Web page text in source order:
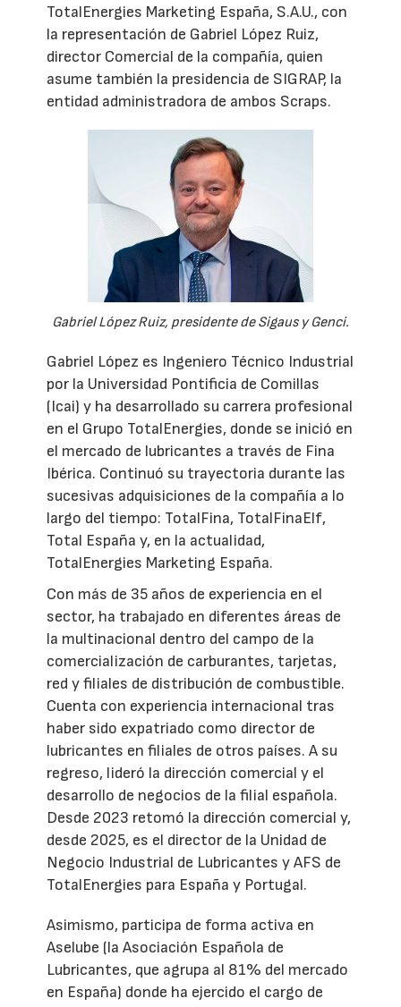
TotalEnergies Marketing España, S.A.U., con
la representación de Gabriel López Ruiz,
director Comercial de la compañía, quien
asume también la presidencia de SIGRAP, la
entidad administradora de ambos Scraps.
Gabriel López Ruiz, presidente de Sigaus y Genci.
Gabriel López es Ingeniero Técnico Industrial
por la Universidad Pontificia de Comillas
(Icai) y ha desarrollado su carrera profesional
en el Grupo TotalEnergies, donde se inició en
el mercado de lubricantes a través de Fina
Ibérica. Continuó su trayectoria durante las
sucesivas adquisiciones de la compañía a lo
largo del tiempo: TotalFina, TotalFinaElf,
Total España y, en la actualidad,
TotalEnergies Marketing España.
Con más de 35 años de experiencia en el
sector, ha trabajado en diferentes áreas de
la multinacional dentro del campo de la
comercialización de carburantes, tarjetas,
red y filiales de distribución de combustible.
Cuenta con experiencia internacional tras
haber sido expatriado como director de
lubricantes en filiales de otros países. A su
regreso, lideró la dirección comercial y el
desarrollo de negocios de la filial española.
Desde 2023 retomó la dirección comercial y,
desde 2025, es el director de la Unidad de
Negocio Industrial de Lubricantes y AFS de
TotalEnergies para España y Portugal.
Asimismo, participa de forma activa en
Aselube (la Asociación Española de
Lubricantes, que agrupa al 81% del mercado
en España) donde ha ejercido el cargo de